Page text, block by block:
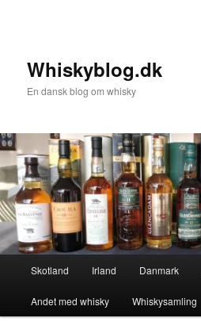
Whiskyblog.dk
En dansk blog om whisky
Skotland Irland Danmark
Andet med whisky Whiskysamling